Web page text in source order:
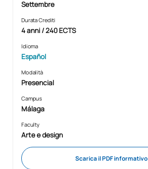
Settembre
Durata Crediti
4 anni / 240 ECTS
Idioma
Español
Modalità
Presencial
Campus
Málaga
Faculty
Arte e design
Scarica il PDF informativo